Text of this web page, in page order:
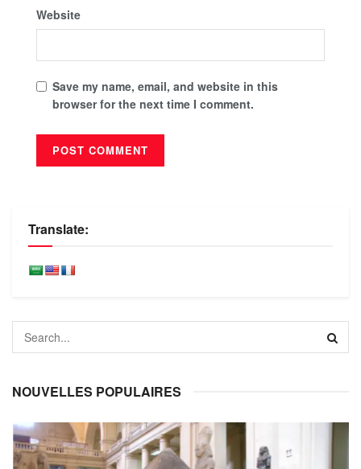
Website
Save my name, email, and website in this
browser for the next time I comment.
Translate:
NOUVELLES POPULAIRES